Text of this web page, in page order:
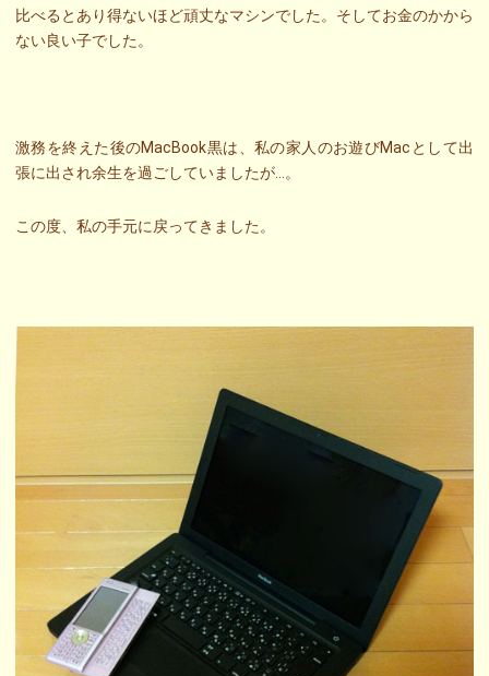
比べるとあり得ないほど頑丈なマシンでした。そしてお金のかから
ない良い子でした。
激務を終えた後のMacBook黒は、私の家人のお遊びMacとして出
張に出され余生を過ごしていましたが…。
この度、私の手元に戻ってきました。